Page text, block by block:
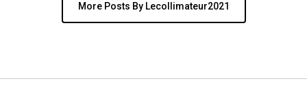
More Posts By Lecollimateur2021